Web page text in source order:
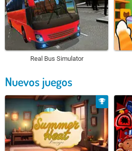
Real Bus Simulator
Nuevos juegos